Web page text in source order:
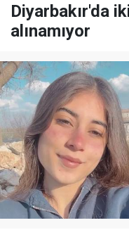
Diyarbakır'da
alınamıyor